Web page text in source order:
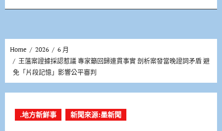
Home 2026
6 月
王薀案證據採認惹議 專家籲回歸連貫事實 剖析案發當晚證詞矛盾 避
免「片段記憶」影響公平審判
.地方新鮮事 新聞來源:墨新聞